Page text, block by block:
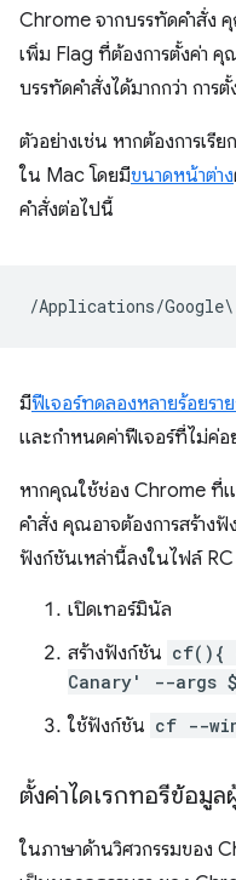
Chrome จากบรรทัดคำสั่ง
เพิ่ม Flag ที่ต้องการตั้งค่า คุ
บรรทัดคำสั่งได้มากกว่า การ
ตัวอย่างเช่น หากต้องการเ
ใน Mac โดยมีขนาดหน้าต่าง
คำสั่งต่อไปนี้
มีฟีเจอร์ทดลองหลายร้อยราย
และกำหนดค่าฟีเจอร์ที่ไม่ค่อ
หากคุณใช้ช่อง Chrome ที่แ
คำสั่ง คุณอาจต้องการสร้าง
ฟังก์ชันเหล่านี้ลงในไฟล์
เปิดเทอร์มินัล
สร้างฟังก์ชัน cf(){
Canary' --args
ใช้ฟังก์ชัน cf --
ตั้งค่าไดเรกทอรีข้อมู
ในภาษาด้านวิศวกรรมของ